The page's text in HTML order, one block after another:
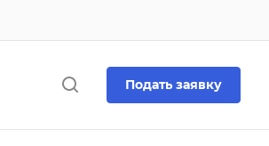
Подать заявку